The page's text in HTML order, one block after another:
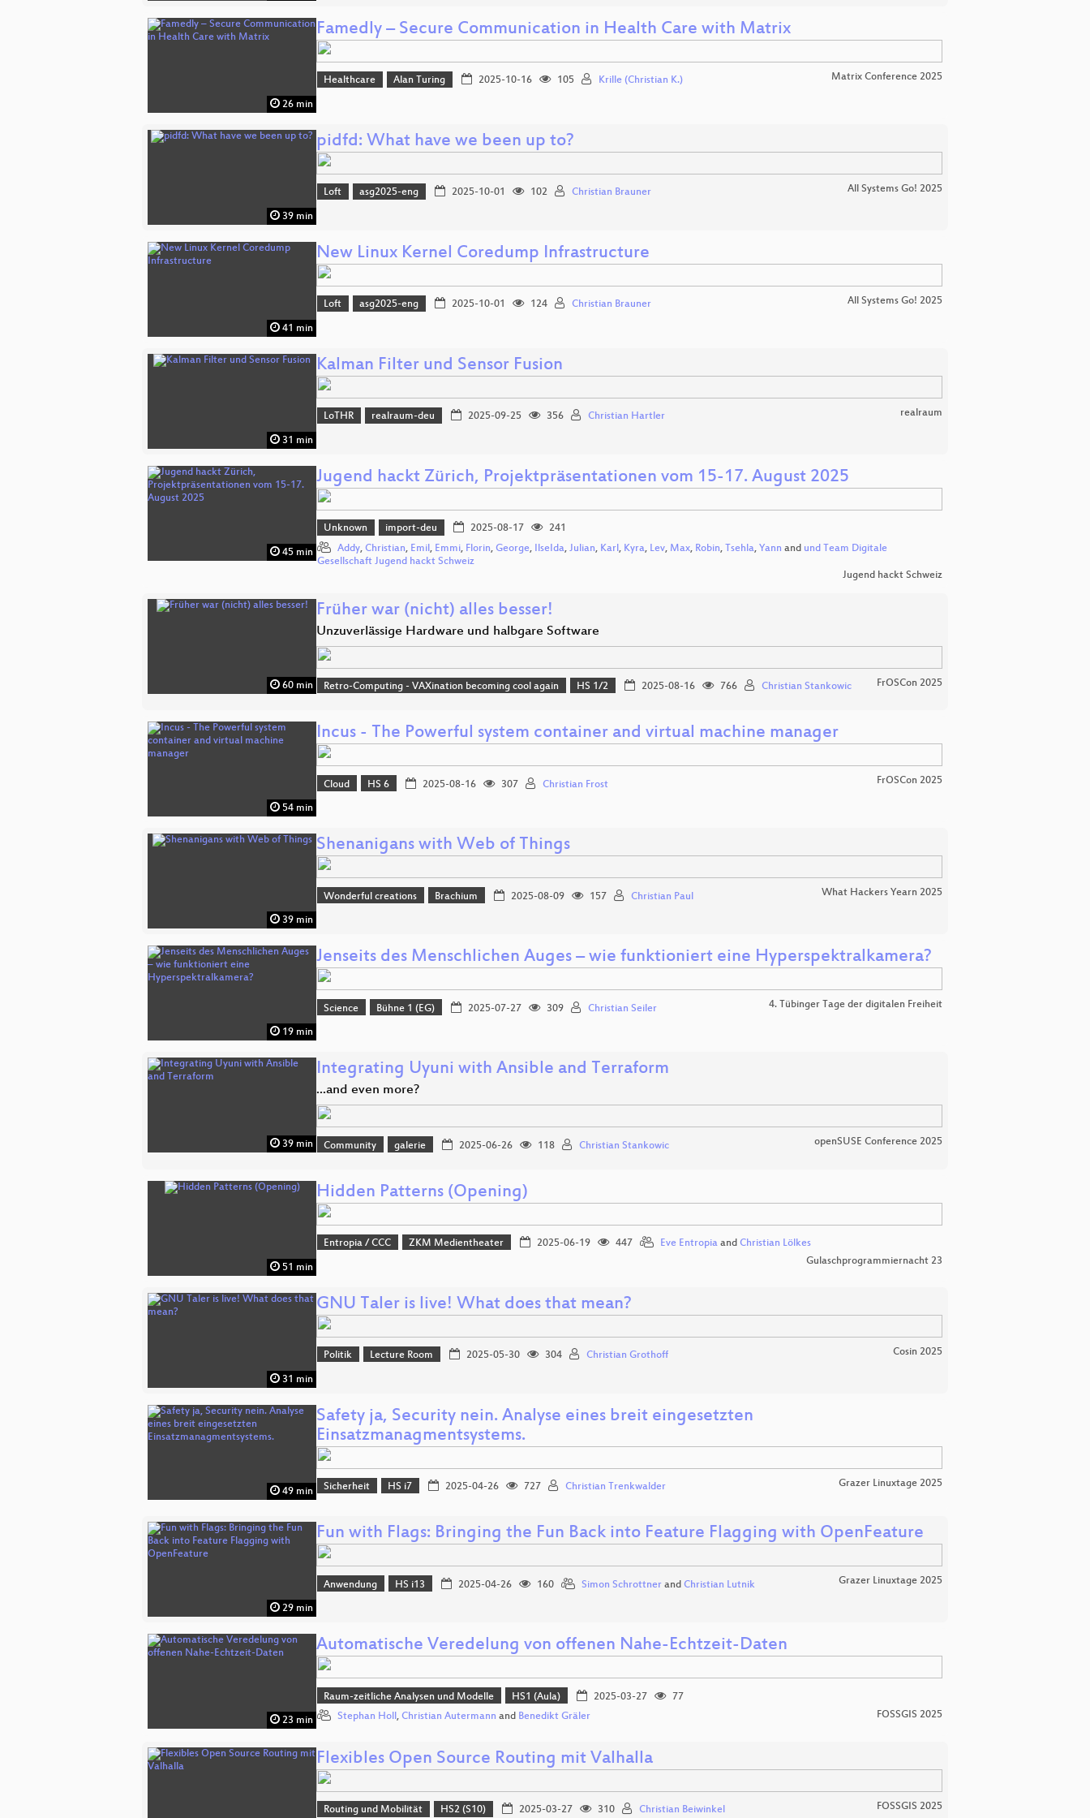
26 min
Famedly – Secure Communication in Health Care with Matrix
Healthcare Alan Turing 2025-10-16 105 Krille (Christian K.) Matrix Conference 2025
39 min
pidfd: What have we been up to?
Loft asg2025-eng 2025-10-01 102 Christian Brauner All Systems Go! 2025
41 min
New Linux Kernel Coredump Infrastructure
Loft asg2025-eng 2025-10-01 124 Christian Brauner All Systems Go! 2025
31 min
Kalman Filter und Sensor Fusion
LoTHR realraum-deu 2025-09-25 356 Christian Hartler realraum
45 min
Jugend hackt Zürich, Projektpräsentationen vom 15-17. August 2025
Unknown import-deu 2025-08-17
241
Addy, Christian, Emil , Emmi, Florin, George, IlseIda, Julian, Karl , Kyra, Lev, Max, Robin, Tsehla, Yann and und Team Digitale
Gesellschaft Jugend hackt Schweiz
Jugend hackt Schweiz
60 min
Früher war (nicht) alles besser!
Unzuverlässige Hardware und halbgare Software
Retro-Computing - VAXination becoming cool again HS 1/2 2025-08-16 766 Christian Stankowic FrOSCon 2025
54 min
Incus - The Powerful system container and virtual machine manager
Cloud HS 6 2025-08-16 307 Christian Frost FrOSCon 2025
39 min
Shenanigans with Web of Things
Wonderful creations Brachium 2025-08-09 157 Christian Paul What Hackers Yearn 2025
19 min
Jenseits des Menschlichen Auges – wie funktioniert eine Hyperspektralkamera?
Science Bühne 1 (EG) 2025-07-27 309 Christian Seiler 4. Tübinger Tage der digitalen Freiheit
39 min
Integrating Uyuni with Ansible and Terraform
...and even more?
Community galerie 2025-06-26 118 Christian Stankowic openSUSE Conference 2025
51 min
Hidden Patterns (Opening)
Entropia / CCC ZKM Medientheater 2025-06-19 447 Eve Entropiaand Christian Lölkes
Gulaschprogrammiernacht 23
31 min
GNU Taler is live! What does that mean?
Politik Lecture Room 2025-05-30 304 Christian Grothoff Cosin 2025
49 min
Safety ja, Security nein. Analyse eines breit eingesetzten
Einsatzmanagmentsystems.
Sicherheit HS i7 2025-04-26 727 Christian Trenkwalder Grazer Linuxtage 2025
29 min
Fun with Flags: Bringing the Fun Back into Feature Flagging with OpenFeature
Anwendung HS i13 2025-04-26 160 Simon Schrottnerand Christian Lutnik Grazer Linuxtage 2025
23 min
Automatische Veredelung von offenen Nahe-Echtzeit-Daten
Raum-zeitliche Analysen und Modelle HS1 (Aula) 2025-03-27
77
Stephan Holl, Christian Autermann and Benedikt Gräler FOSSGIS 2025
Flexibles Open Source Routing mit Valhalla
Routing und Mobilität HS2 (S10) 2025-03-27 310 Christian Beiwinkel FOSSGIS 2025